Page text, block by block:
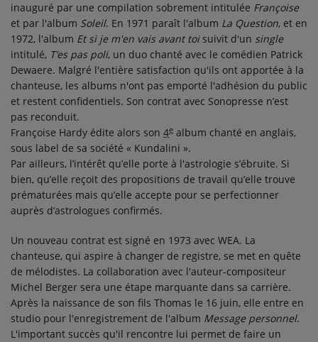
inauguré par une compilation sobrement intitulée Françoise
et par l'album Soleil. En 1971 paraît l'album La Question, et en
1972, l'album Et si je m'en vais avant toisuivit d'un single
intitulé, T’es pas poli, un duo chanté avec le comédien Patrick
Dewaere. Malgré l'entière satisfaction qu'ils ont apportée à la
chanteuse, les albums n'ont pas emporté l'adhésion du public
et restent confidentiels. Son contrat avec Sonopresse n’est
pas reconduit.
Françoise Hardy édite alors son 4e album chanté en anglais,
sous label de sa société « Kundalini ».
Par ailleurs, l’intérêt qu’elle porte à l'astrologie s’ébruite. Si
bien, qu’elle reçoit des propositions de travail qu’elle trouve
prématurées mais qu’elle accepte pour se perfectionner
auprès d’astrologues confirmés.
Un nouveau contrat est signé en 1973 avec WEA. La
chanteuse, qui aspire à changer de registre, se met en quête
de mélodistes. La collaboration avec l'auteur-compositeur
Michel Berger sera une étape marquante dans sa carrière.
Après la naissance de son fils Thomas le 16 juin, elle entre en
studio pour l'enregistrement de l'album Message personnel.
L'important succès qu'il rencontre lui permet de faire un